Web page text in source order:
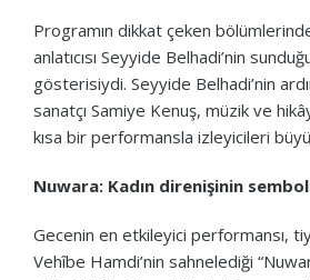
Programın dikkat çeken
anlatıcısı Seyyide Belhadi’nin
gösterisiydi. Seyyide Belhadi’nin
sanatçı Samiye Kenuş, müzik ve
kısa bir performansla izleyicileri
Nuwara: Kadın direnişinin
Gecenin en etkileyici performansı,
Vehîbe Hamdi’nin sahnelediği